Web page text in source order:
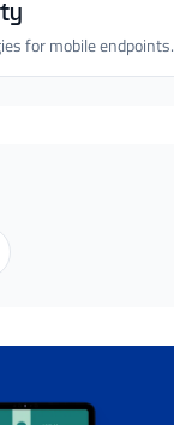
for mobile endpoints.